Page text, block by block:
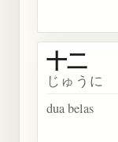
十二
じゅうに
dua belas